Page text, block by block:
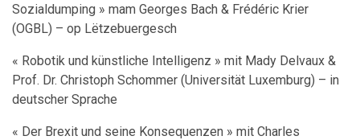
Sozialdumping » mam Georges Bach & Frédéric Krier
(OGBL) – op Lëtzebuergesch
« Robotik und künstliche Intelligenz » mit Mady Delvaux &
Prof. Dr. Christoph Schommer (Universität Luxemburg) – in
deutscher Sprache
« Der Brexit und seine Konsequenzen » mit Charles